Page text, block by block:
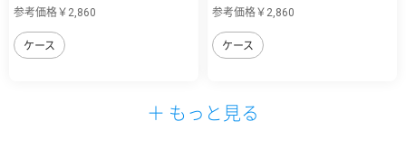
参考価格￥2,860
ケース
参考価格￥2,860
ケース
＋ もっと見る